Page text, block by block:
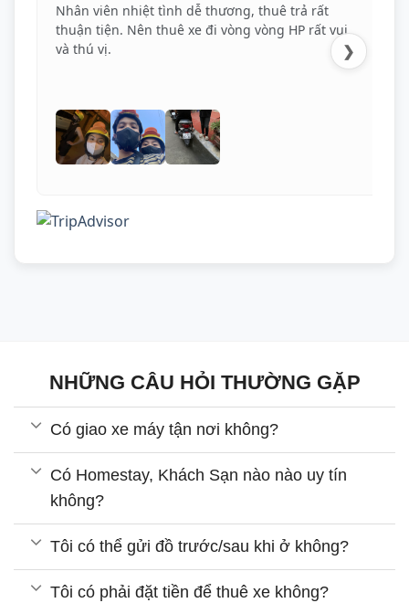
Nhân viên nhiệt tình dễ thương, thuê trả rất
thuận tiện. Nên thuê xe đi vòng vòng HP rất vui
và thú vị.
❯
NHỮNG CÂU HỎI THƯỜNG GẶP
Có giao xe máy tận nơi không?
Có Homestay, Khách Sạn nào nào uy tín
không?
Tôi có thể gửi đồ trước/sau khi ở không?
Tôi có phải đặt tiền để thuê xe không?